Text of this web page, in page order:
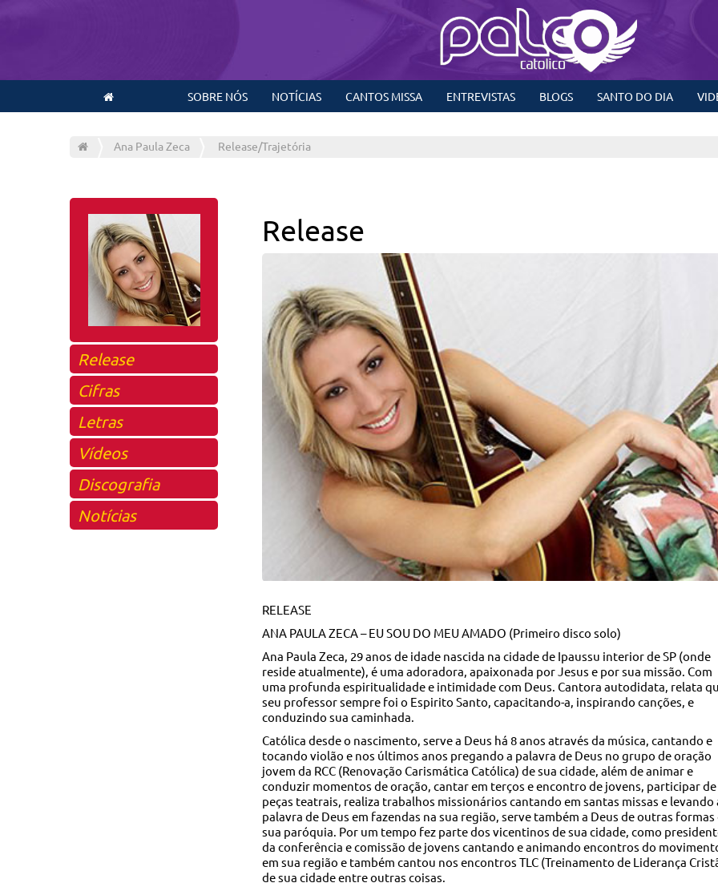
SOBRE NÓS NOTÍCIAS CANTOS MISSA ENTREVISTAS BLOGS SANTO DO DIA
Ana Paula Zeca Release/Trajetória
Release
Cifras
Letras
Vídeos
Discografia
Notícias
Release
RELEASE
ANA PAULA ZECA – EU SOU DO MEU AMADO (Primeiro disco solo)
Ana Paula Zeca, 29 anos de idade nascida na cidade de Ipaussu interior de SP (onde
reside atualmente), é uma adoradora, apaixonada por Jesus e por sua missão. Com
uma profunda espiritualidade e intimidade com Deus. Cantora autodidata, relata
seu professor sempre foi o Espirito Santo, capacitando-a, inspirando canções, e
conduzindo sua caminhada.
Católica desde o nascimento, serve a Deus há 8 anos através da música, cantando e
tocando violão e nos últimos anos pregando a palavra de Deus no grupo de oração
jovem da RCC (Renovação Carismática Católica) de sua cidade, além de animar e
conduzir momentos de oração, cantar em terços e encontro de jovens, participar de
peças teatrais, realiza trabalhos missionários cantando em santas missas e levando
palavra de Deus em fazendas na sua região, serve também a Deus de outras formas
sua paróquia. Por um tempo fez parte dos vicentinos de sua cidade, como
da conferência e comissão de jovens cantando e animando encontros do
em sua região e também cantou nos encontros TLC (Treinamento de Liderança
de sua cidade entre outras coisas.